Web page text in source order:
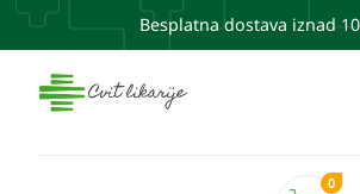
Besplatna dostava iznad
0